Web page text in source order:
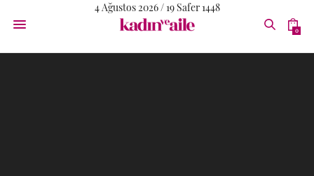
4 Ağustos 2026 / 19 Safer 1448
0